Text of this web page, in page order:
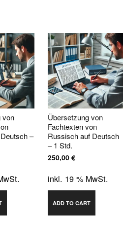
von
–
Übersetzung von
Fachtexten von
Russisch auf Deutsch
– 1 Std.
250,00 €
inkl. 19 % MwSt.
ADD TO CART